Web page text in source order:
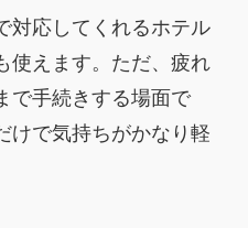
対応してくれるホテル
使えます。ただ、疲れ
で手続きする場面で
けで気持ちがかなり軽